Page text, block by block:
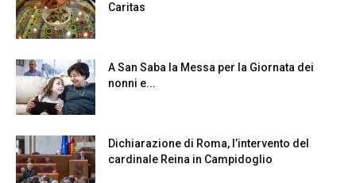
Caritas
A San Saba la Messa per la Giornata dei
nonni e...
Dichiarazione di Roma, l’intervento del
cardinale Reina in Campidoglio